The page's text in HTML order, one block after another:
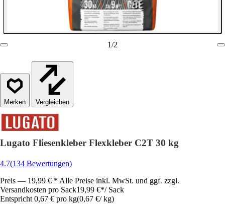
1/2
Vergleichen
Lugato Fliesenkleber Flexkleber C2T 30 kg
4.7(134 Bewertungen)
Preis — 19,99 € * Alle Preise inkl. MwSt. und ggf. zzgl.
Versandkosten pro Sack19,99 €*/ Sack
Entspricht 0,67 € pro kg(0,67 €/ kg)